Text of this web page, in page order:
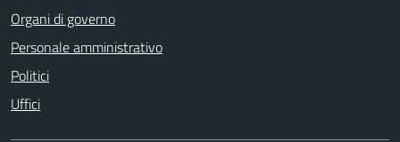
Organi di governo
Personale amministrativo
Politici
Uffici